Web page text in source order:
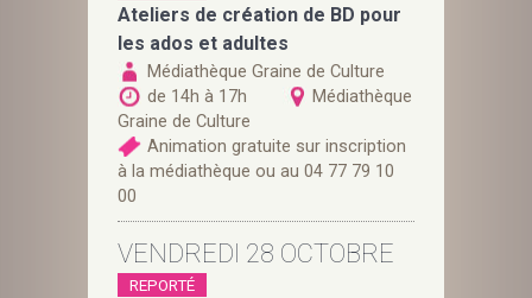
Ateliers de création de BD pour
les ados et adultes
Médiathèque Graine de Culture
de 14h à 17h
Médiathèque
Graine de Culture
Animation gratuite sur inscription
à la médiathèque ou au 04 77 79 10
00
VENDREDI 28 OCTOBRE
REPORTÉ